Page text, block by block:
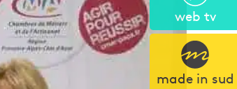
web tv
made in sud